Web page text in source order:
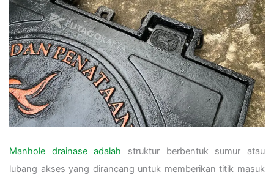
Manhole drainase adalah struktur berbentuk sumur atau
lubang akses yang dirancang untuk memberikan titik masuk